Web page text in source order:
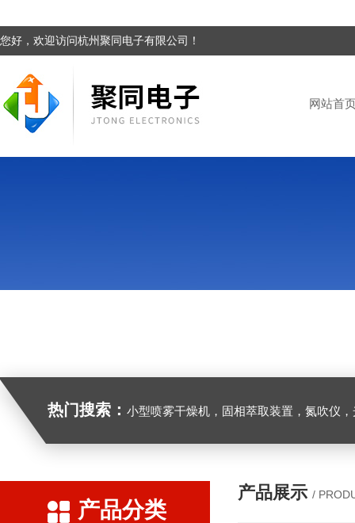
您好，欢迎访问杭州聚同电子有限公司！
网站首
热门搜索： 小型喷雾干燥机，固相萃取装置，氮吹仪，光化学反应仪，低温恒温槽，超声波细胞
产品分类
产品展示 /